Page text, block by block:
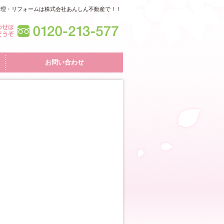
・リフォームは株式会社あんしん不動産で！！
お問い合わせ